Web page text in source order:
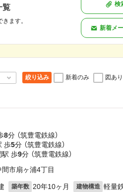
覧
ます。
検
新着メ
絞り込み 新着のみ 図あり
8分 （筑豊電鉄線）
歩5分 （筑豊電鉄線）
駅 歩9分 （筑豊電鉄線）
市扇ヶ浦4丁目
築年数 20年10ヶ月 建物構造 軽量